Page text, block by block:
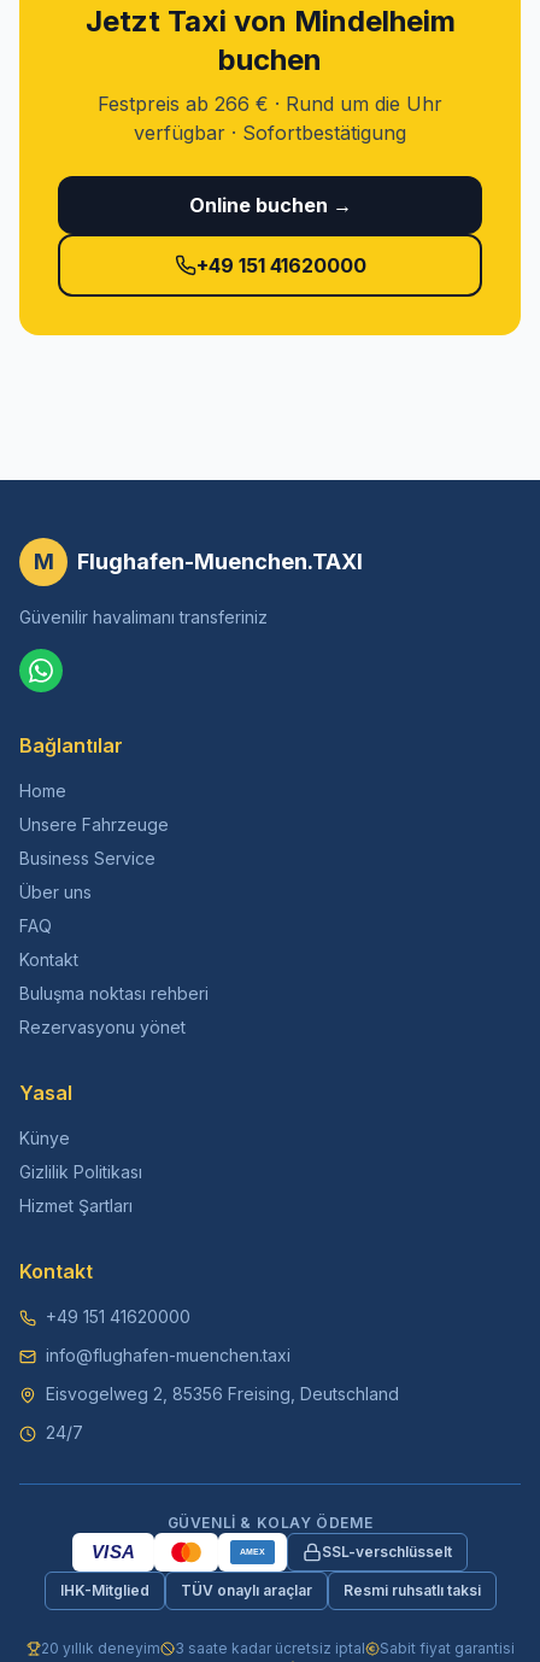
Jetzt Taxi von Mindelheim
buchen
Festpreis ab 266 € · Rund um die Uhr
verfügbar · Sofortbestätigung
Online buchen →
+49 151 41620000
M Flughafen-Muenchen.TAXI
Güvenilir havalimanı transferiniz
Bağlantılar
Home
Unsere Fahrzeuge
Business Service
Über uns
FAQ
Kontakt
Buluşma noktası rehberi
Rezervasyonu yönet
Yasal
Künye
Gizlilik Politikası
Hizmet Şartları
Kontakt
+49 151 41620000
info@flughafen-muenchen.taxi
Eisvogelweg 2, 85356 Freising, Deutschland
24/7
GÜVENLI & KOLAY ÖDEME
VISA AMEX SSL-verschlüsselt
IHK-Mitglied TÜV onaylı araçlar Resmi ruhsatlı taksi
20 yıllık deneyim 3 saate kadar ücretsiz iptal
Sabit fiyat garantisi